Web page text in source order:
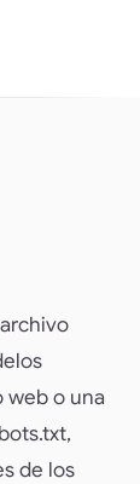
web o una
de los